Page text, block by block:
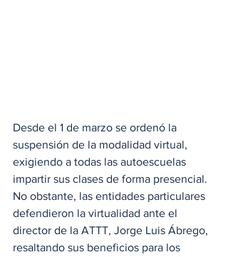
Desde el 1 de marzo se ordenó la
suspensión de la modalidad virtual,
exigiendo a todas las autoescuelas
impartir sus clases de forma presencial.
No obstante, las entidades particulares
defendieron la virtualidad ante el
director de la ATTT, Jorge Luis Ábrego,
resaltando sus beneficios para los